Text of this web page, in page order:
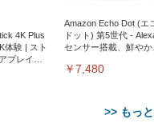
4K Plus
体験 | スト
プレイヤ
Amazon Echo Dot (エ
ドット) 第5世代 -
センサー搭載、鮮やか
￥7,480
>> もっ